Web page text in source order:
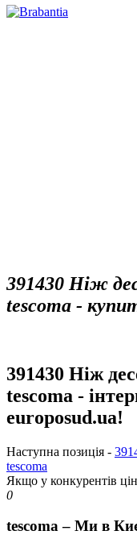
391430 Ніж
tescoma -
391430 Ніж
tescoma -
europosud.ua!
Наступна позиція -
tescoma
Якщо у конкурентів
0
tescoma – Ми в